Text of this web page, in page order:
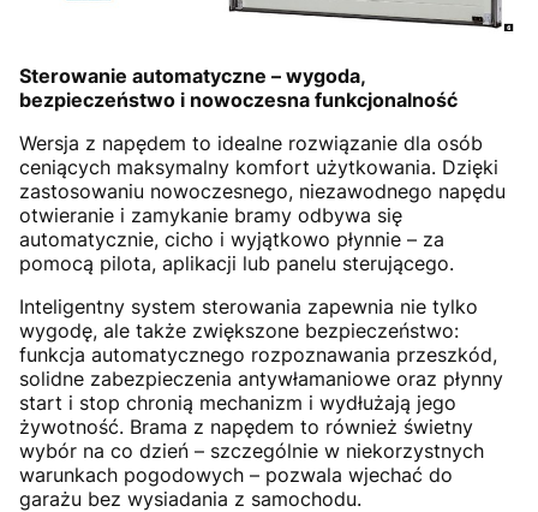
Sterowanie automatyczne – wygoda,
bezpieczeństwo i nowoczesna funkcjonalność
Wersja z napędem to idealne rozwiązanie dla osób
ceniących maksymalny komfort użytkowania. Dzięki
zastosowaniu nowoczesnego, niezawodnego napędu
otwieranie i zamykanie bramy odbywa się
automatycznie, cicho i wyjątkowo płynnie – za
pomocą pilota, aplikacji lub panelu sterującego.
Inteligentny system sterowania zapewnia nie tylko
wygodę, ale także zwiększone bezpieczeństwo:
funkcja automatycznego rozpoznawania przeszkód,
solidne zabezpieczenia antywłamaniowe oraz płynny
start i stop chronią mechanizm i wydłużają jego
żywotność. Brama z napędem to również świetny
wybór na co dzień – szczególnie w niekorzystnych
warunkach pogodowych – pozwala wjechać do
garażu bez wysiadania z samochodu.